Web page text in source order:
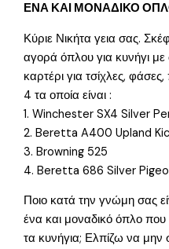
ΕΝΑ ΚΑΙ ΜΟΝΑΔΙΚΟ
Κύριε Νικήτα γεια σας.
αγορά όπλου για κυνήγι
καρτέρι για τσίχλες,
4 τα οποία είναι :
1. Winchester SX4 Silver
2. Beretta A400 Upland
3. Browning 525
4. Beretta 686 Silver
Ποιο κατά την γνώμη σας
ένα και μοναδικό όπλο
τα κυνήγια; Ελπίζω να